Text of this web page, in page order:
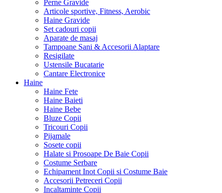
Perne Gravide
Articole sportive, Fitness, Aerobic
Haine Gravide
Set cadouri copii
Aparate de masaj
Tampoane Sani & Accesorii Alaptare
Resigilate
Ustensile Bucatarie
Cantare Electronice
Haine
Haine Fete
Haine Baieti
Haine Bebe
Bluze Copii
Tricouri Copii
Pijamale
Sosete copii
Halate si Prosoape De Baie Copii
Costume Serbare
Echipament Inot Copii si Costume Baie
Accesorii Petreceri Copii
Incaltaminte Copii